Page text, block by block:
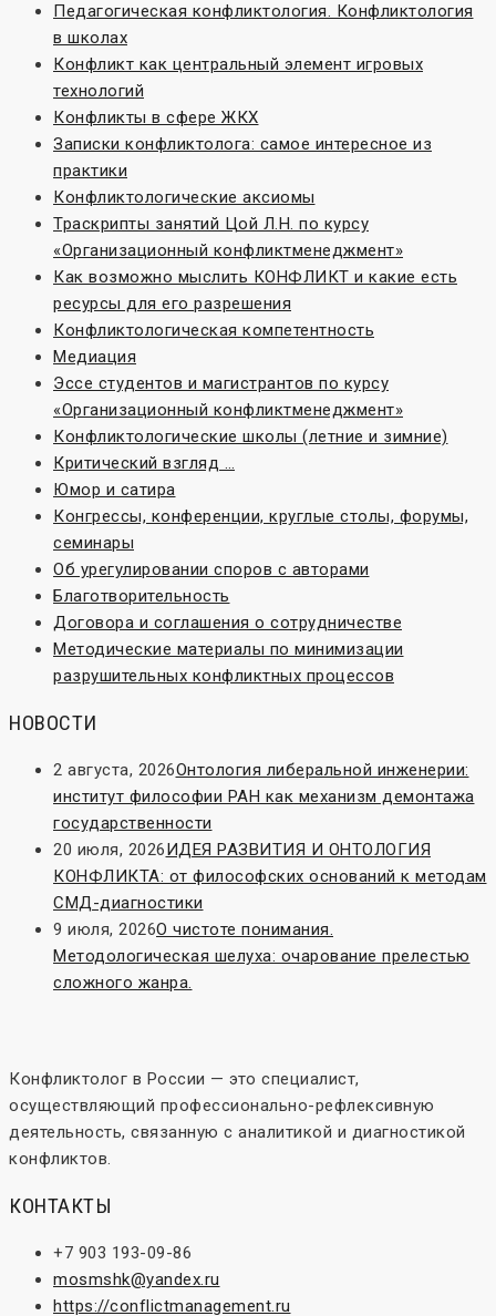
Педагогическая конфликтология. Конфликтология
в школах
Конфликт как центральный элемент игровых
технологий
Конфликты в сфере ЖКХ
Записки конфликтолога: самое интересное из
практики
Конфликтологические аксиомы
Траскрипты занятий Цой Л.Н. по курсу
«Организационный конфликтменеджмент»
Как возможно мыслить КОНФЛИКТ и какие есть
ресурсы для его разрешения
Конфликтологическая компетентность
Медиация
Эссе студентов и магистрантов по курсу
«Организационный конфликтменеджмент»
Конфликтологические школы (летние и зимние)
Критический взгляд …
Юмор и сатира
Конгрессы, конференции, круглые столы, форумы,
семинары
Об урегулировании споров с авторами
Благотворительность
Договора и соглашения о сотрудничестве
Методические материалы по минимизации
разрушительных конфликтных процессов
НОВОСТИ
2 августа, 2026Онтология либеральной инженерии:
институт философии РАН как механизм демонтажа
государственности
20 июля, 2026ИДЕЯ РАЗВИТИЯ И ОНТОЛОГИЯ
КОНФЛИКТА: от философских оснований к методам
СМД-диагностики
9 июля, 2026О чистоте понимания.
Методологическая шелуха: очарование прелестью
сложного жанра.
Конфликтолог в России — это специалист,
осуществляющий профессионально-рефлексивную
деятельность, связанную с аналитикой и диагностикой
конфликтов.
КОНТАКТЫ
+7 903 193-09-86
mosmshk@yandex.ru
https://conflictmanagement.ru